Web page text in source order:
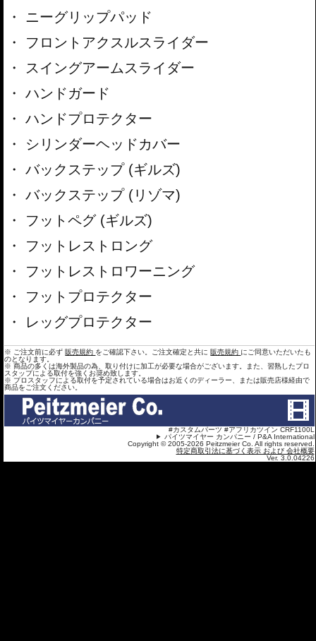
ニーグリップパッド
フロントアクスルスライダー
スイングアームスライダー
ハンドガード
ハンドプロテクター
シリンダーヘッドカバー
バックステップ (ギルズ)
バックステップ (リゾマ)
フットペグ (ギルズ)
フットレストロング
フットレストロワーニング
フットプロテクター
レッグプロテクター
※ ご注文前に必ず 販売規約 をご確認下さい。ご注文確定と共に 販売規約 にご同意いただいたも
のとなります。
※ 商品の多くは海外製品の為、取り付けに加工が必要な場合がございます。また、習熟したプロ
スタップによる取付を強くお奨め致します。
※ プロスタッフによる取付を予定されている場合はお近くのディーラー、または販売店様経由で
商品をご注文ください。
#カスタムパーツ #アフリカツイン CRF1100L
パイツマイヤー カンパニー / P&A International
Copyright © 2005-2026 Peitzmeier Co. All rights reserved.
特定商取引法に基づく表示 および 会社概要
Ver. 3.0.04226